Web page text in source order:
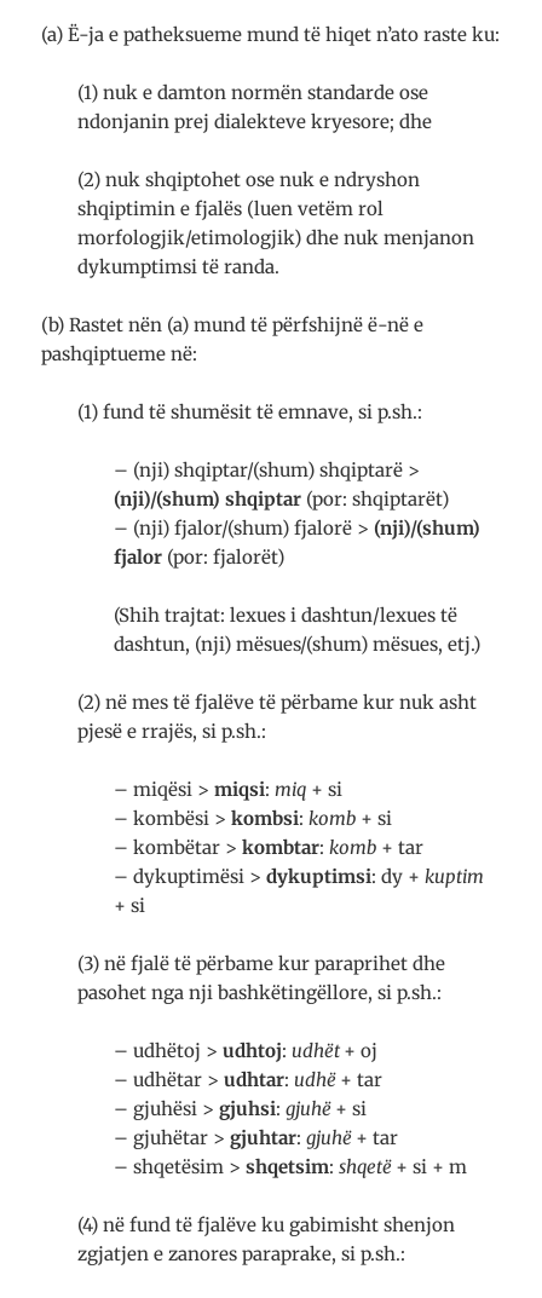
(a) Ë-ja e patheksueme mund të hiqet n’ato raste ku:
(1) nuk e damton normën standarde ose
ndonjanin prej dialekteve kryesore; dhe
(2) nuk shqiptohet ose nuk e ndryshon
shqiptimin e fjalës (luen vetëm rol
morfologjik/etimologjik) dhe nuk menjanon
dykumptimsi të randa.
(b) Rastet nën (a) mund të përfshijnë ë-në e
pashqiptueme në:
(1) fund të shumësit të emnave, si p.sh.:
– (nji) shqiptar/(shum) shqiptarë >
(nji)/(shum) shqiptar (por: shqiptarët)
– (nji) fjalor/(shum) fjalorë >(nji)/(shum)
fjalor (por: fjalorët)
(Shih trajtat: lexues i dashtun/lexues të
dashtun, (nji) mësues/(shum) mësues, etj.)
(2) në mes të fjalëve të përbame kur nuk asht
pjesë e rrajës, si p.sh.:
– miqësi >miqsi: miq + si
– kombësi >kombsi: komb + si
– kombëtar >kombtar: komb + tar
– dykuptimësi >dykuptimsi: dy + kuptim
+ si
(3) në fjalë të përbame kur paraprihet dhe
pasohet nga nji bashkëtingëllore, si p.sh.:
– udhëtoj >udhtoj: udhët + oj
– udhëtar >udhtar: udhë + tar
– gjuhësi >gjuhsi:gjuhë + si
– gjuhëtar >gjuhtar:gjuhë + tar
– shqetësim >shqetsim:shqetë + si + m
(4) në fund të fjalëve ku gabimisht shenjon
zgjatjen e zanores paraprake, si p.sh.: